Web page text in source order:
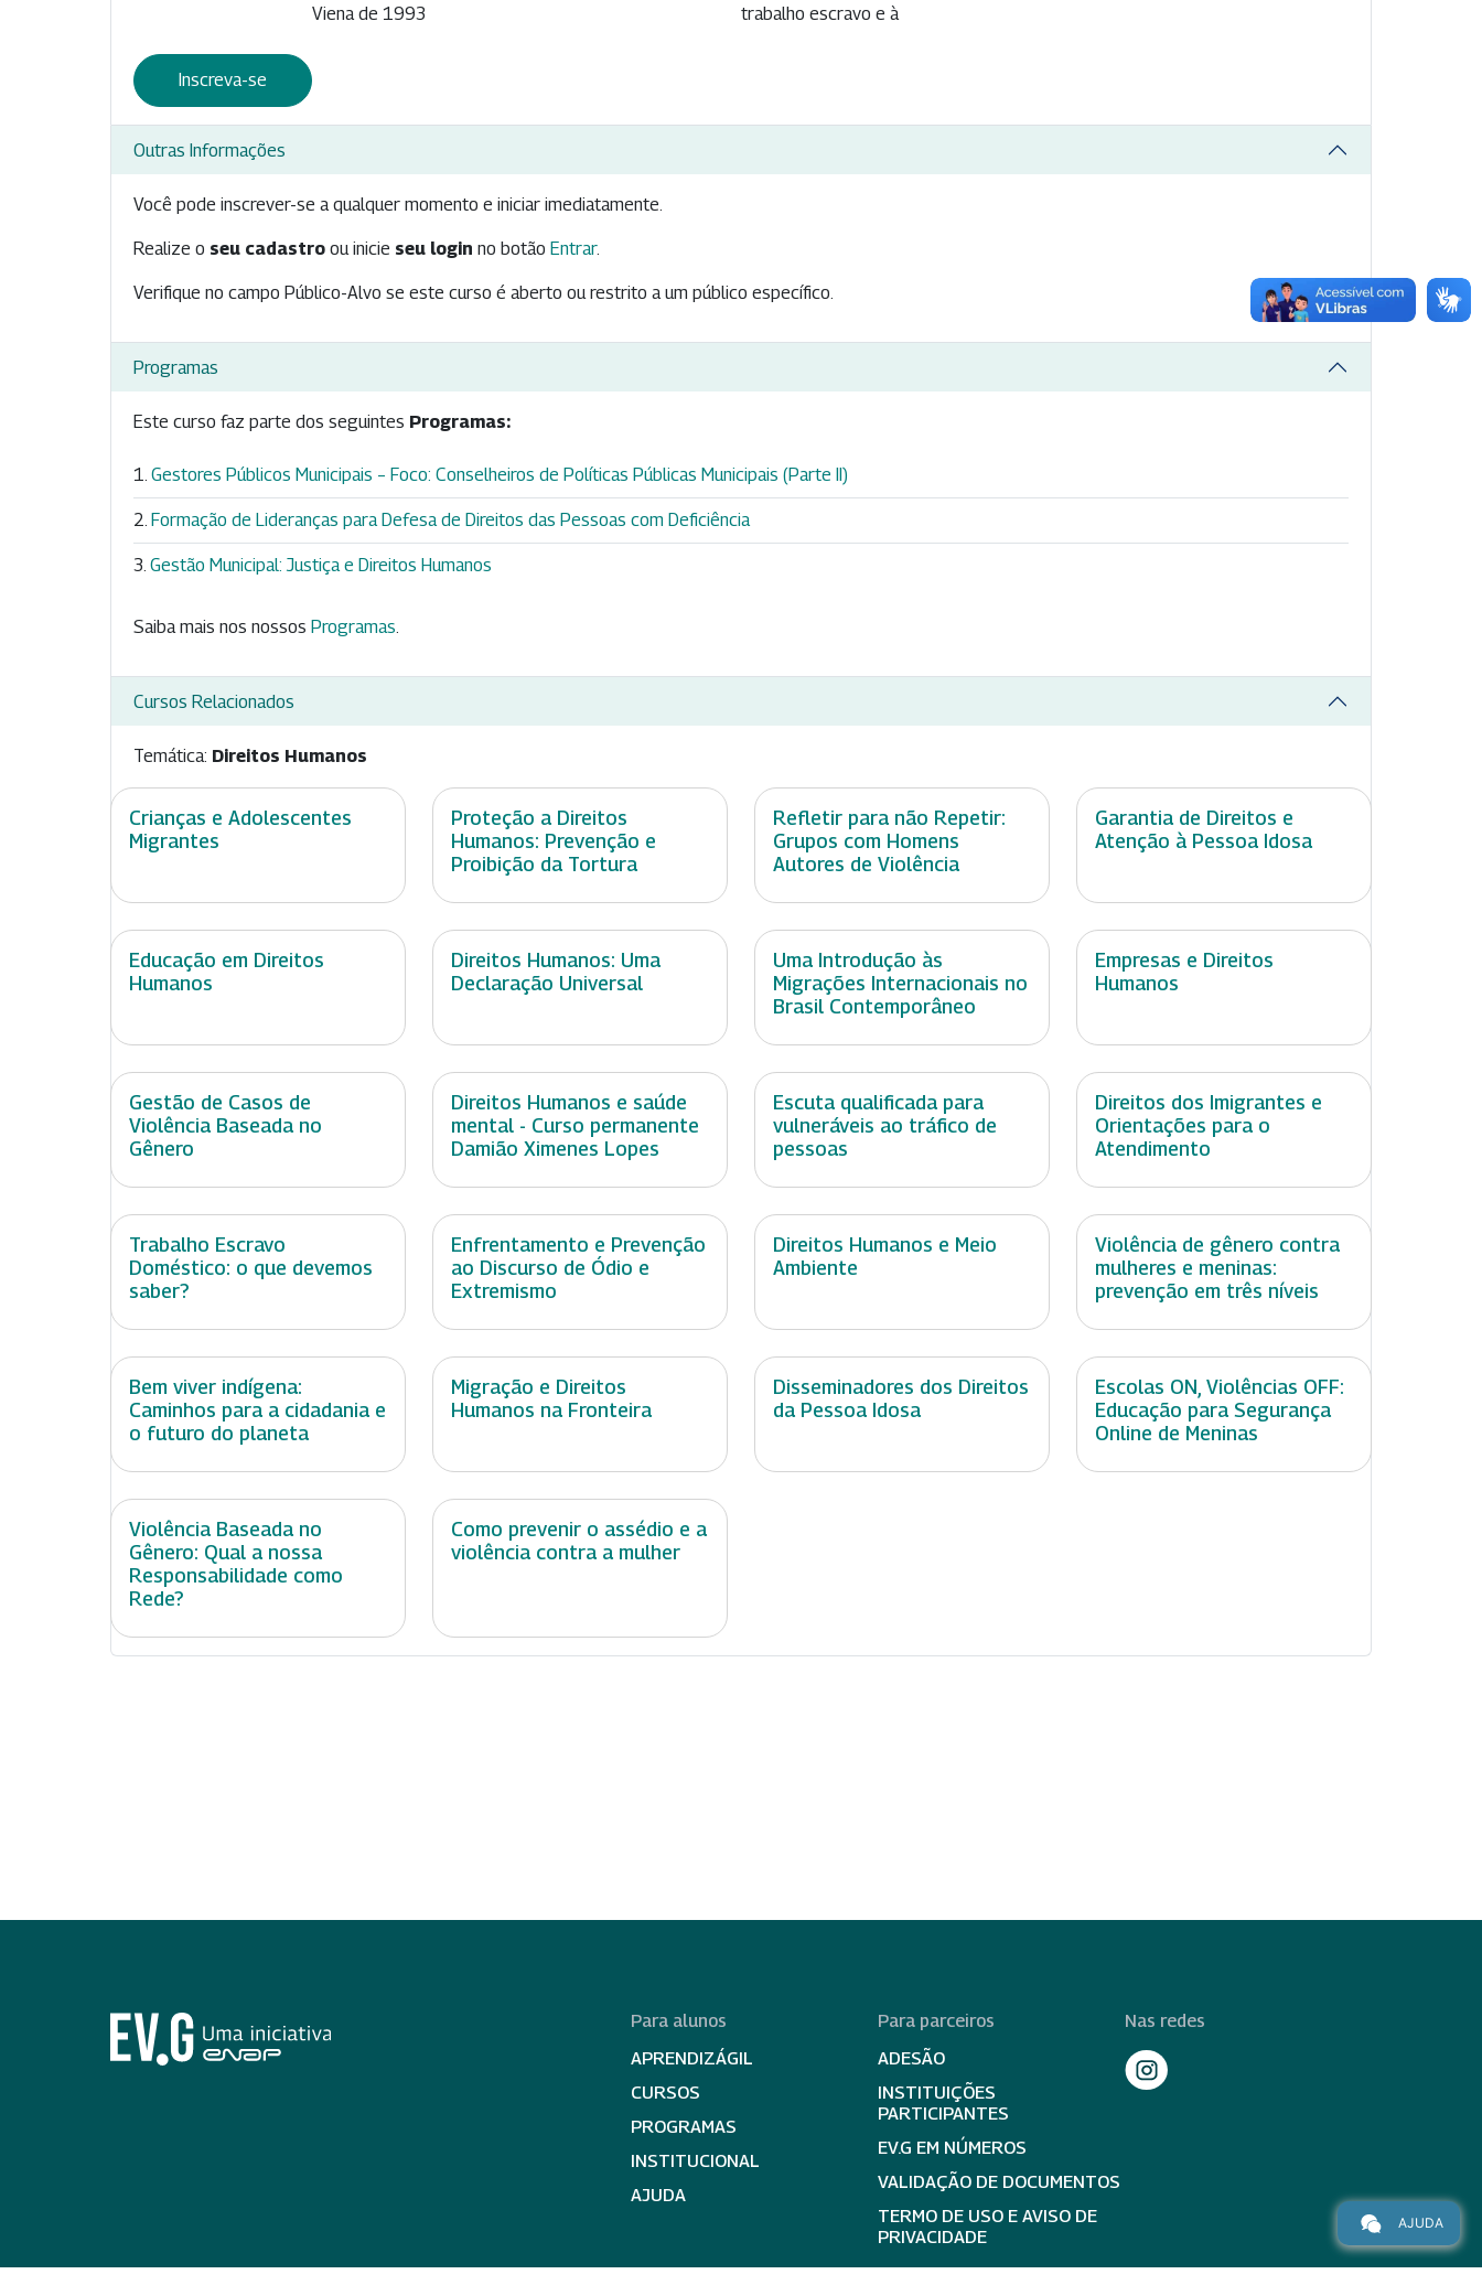
Viena de 1993
trabalho escravo e à
Inscreva-se
Outras Informações
Você pode inscrever-se a qualquer momento e iniciar imediatamente.
Realize o seu cadastro ou inicie seu login no botão Entrar.
Verifique no campo Público-Alvo se este curso é aberto ou restrito a um público específico.
Programas
Este curso faz parte dos seguintes Programas:
Gestores Públicos Municipais – Foco: Conselheiros de Políticas Públicas Municipais (Parte II)
Formação de Lideranças para Defesa de Direitos das Pessoas com Deficiência
Gestão Municipal: Justiça e Direitos Humanos
Saiba mais nos nossos Programas.
Cursos Relacionados
Temática: Direitos Humanos
Crianças e Adolescentes
Migrantes
Proteção a Direitos
Humanos: Prevenção e
Proibição da Tortura
Refletir para não Repetir:
Grupos com Homens
Autores de Violência
Garantia de Direitos e
Atenção à Pessoa Idosa
Educação em Direitos
Humanos
Direitos Humanos: Uma
Declaração Universal
Uma Introdução às
Migrações Internacionais no
Brasil Contemporâneo
Empresas e Direitos
Humanos
Gestão de Casos de
Violência Baseada no
Gênero
Direitos Humanos e saúde
mental - Curso permanente
Damião Ximenes Lopes
Escuta qualificada para
vulneráveis ao tráfico de
pessoas
Direitos dos Imigrantes e
Orientações para o
Atendimento
Trabalho Escravo
Doméstico: o que devemos
saber?
Enfrentamento e Prevenção
ao Discurso de Ódio e
Extremismo
Direitos Humanos e Meio
Ambiente
Violência de gênero contra
mulheres e meninas:
prevenção em três níveis
Bem viver indígena:
Caminhos para a cidadania e
o futuro do planeta
Migração e Direitos
Humanos na Fronteira
Disseminadores dos Direitos
da Pessoa Idosa
Escolas ON, Violências OFF:
Educação para Segurança
Online de Meninas
Violência Baseada no
Gênero: Qual a nossa
Responsabilidade como
Rede?
Como prevenir o assédio e a
violência contra a mulher
Para alunos
APRENDIZÁGIL
CURSOS
PROGRAMAS
INSTITUCIONAL
AJUDA
Para parceiros
ADESÃO
INSTITUIÇÕES
PARTICIPANTES
EV.G EM NÚMEROS
VALIDAÇÃO DE DOCUMENTOS
TERMO DE USO E AVISO DE
PRIVACIDADE
Nas redes
AJUDA